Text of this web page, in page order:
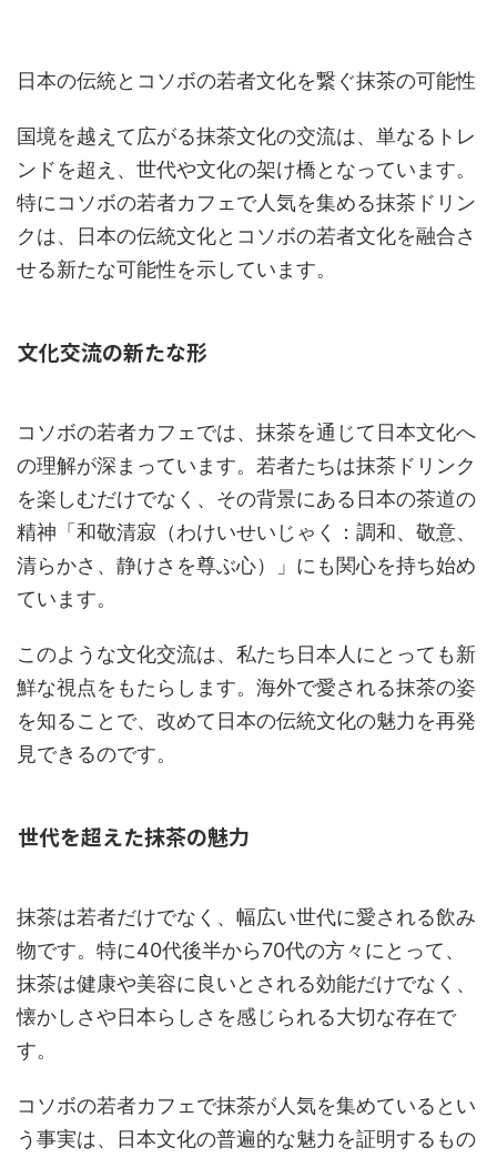
日本の伝統とコソボの若者文化を繋ぐ抹茶の可能性
国境を越えて広がる抹茶文化の交流は、単なるトレ
ンドを超え、世代や文化の架け橋となっています。
特にコソボの若者カフェで人気を集める抹茶ドリン
クは、日本の伝統文化とコソボの若者文化を融合さ
せる新たな可能性を示しています。
文化交流の新たな形
コソボの若者カフェでは、抹茶を通じて日本文化へ
の理解が深まっています。若者たちは抹茶ドリンク
を楽しむだけでなく、その背景にある日本の茶道の
精神「和敬清寂（わけいせいじゃく：調和、敬意、
清らかさ、静けさを尊ぶ心）」にも関心を持ち始め
ています。
このような文化交流は、私たち日本人にとっても新
鮮な視点をもたらします。海外で愛される抹茶の姿
を知ることで、改めて日本の伝統文化の魅力を再発
見できるのです。
世代を超えた抹茶の魅力
抹茶は若者だけでなく、幅広い世代に愛される飲み
物です。特に40代後半から70代の方々にとって、
抹茶は健康や美容に良いとされる効能だけでなく、
懐かしさや日本らしさを感じられる大切な存在で
す。
コソボの若者カフェで抹茶が人気を集めているとい
う事実は、日本文化の普遍的な魅力を証明するもの